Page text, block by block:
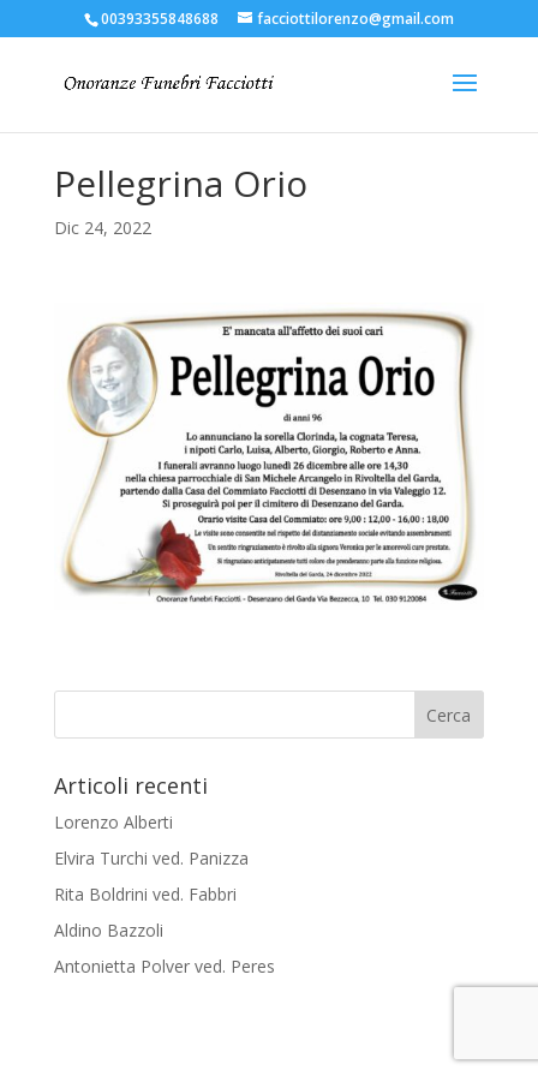
00393355848688 facciottilorenzo@gmail.com
Pellegrina Orio
Dic 24, 2022
Articoli recenti
Lorenzo Alberti
Elvira Turchi ved. Panizza
Rita Boldrini ved. Fabbri
Aldino Bazzoli
Antonietta Polver ved. Peres